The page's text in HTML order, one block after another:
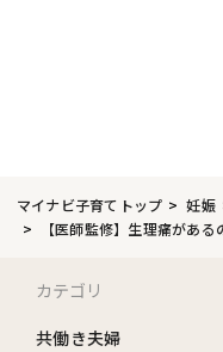
マイナビ子育てトップ 妊娠
【医師監修】生理痛があ
カテゴリ
共働き夫婦